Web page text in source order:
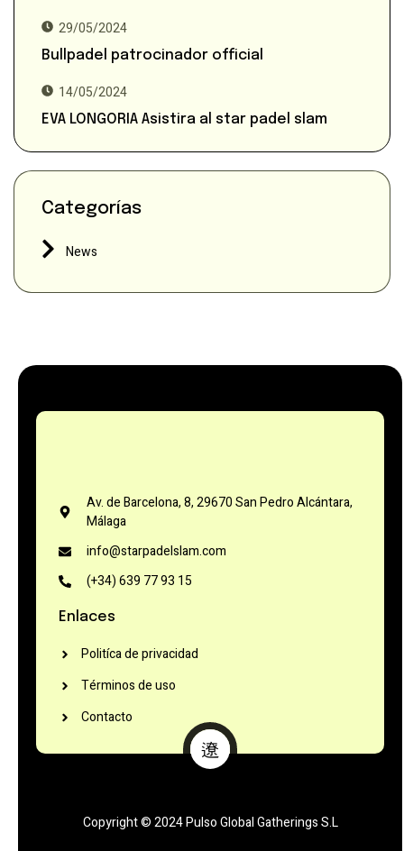
29/05/2024
Bullpadel patrocinador official
14/05/2024
EVA LONGORIA Asistira al star padel slam
Categorías
News
Av. de Barcelona, 8, 29670 San Pedro Alcántara,
Málaga
info@starpadelslam.com
(+34) 639 77 93 15
Enlaces
Politíca de privacidad
Términos de uso
Contacto
Copyright © 2024 Pulso Global Gatherings S.L